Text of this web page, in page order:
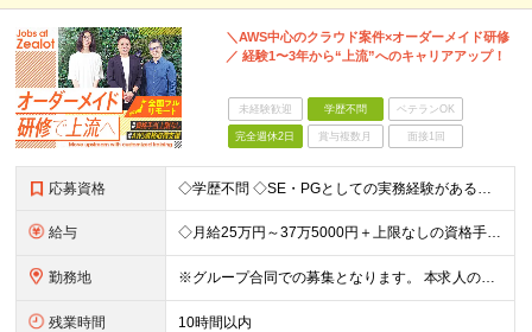
＼AWS中心のクラウド案件×オーダーメイド研修
／ 経験1〜3年から“上流”へのキャリアアップ！
未経験歓迎 学歴不問 ベテランOK
完全週休2日 賞与複数月 面接1回
応募資格 ◇学歴不問 ◇SE・PGとしての実務経験がある方 フルリモートではありますが わからないことはすぐ聞ける環境を整えているので、 自分からヘルプを出せる方であれば問題ありません。 ＼こんな方は歓迎／
給与 ◇月給25万円～37万5000円＋上限なしの資格手当など ＼豊かな経験をお持ちの方は優遇／ ◇月給37万5000円～58万円＋上限なしの資格手当など ＼上限なしの資格手当制度あり／ 資格取得にかか
勤務地 ※グループ合同での募集となります。 本求人の雇用は「 株式会社ZEALOT 」となります。 ◇フルリモート／日本全国、好きな場所で働くことが可能！ ◇もちろん転勤もありません ＜本社＞ 東京都
残業時間 10時間以内